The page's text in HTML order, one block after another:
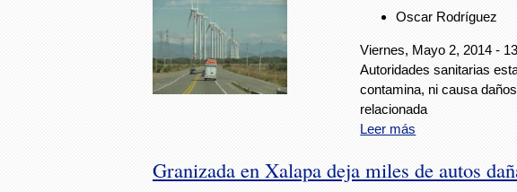
Oscar Rodríguez
Viernes, Mayo 2, 2014 -
Autoridades sanitarias
contamina, ni causa
relacionada
Leer más
Granizada en Xalapa deja miles de autos